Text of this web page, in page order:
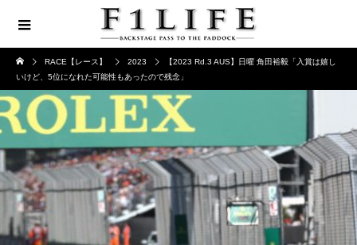
RACE【レース】 2023
【2023 Rd.3 AUS】日曜 角田裕毅「入賞は嬉し
いけど、5位になれた可能性もあったので残念」